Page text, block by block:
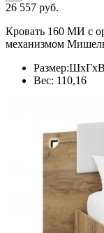
26 557 руб.
Кровать 160 МИ с
механизмом
Вес: 110,16